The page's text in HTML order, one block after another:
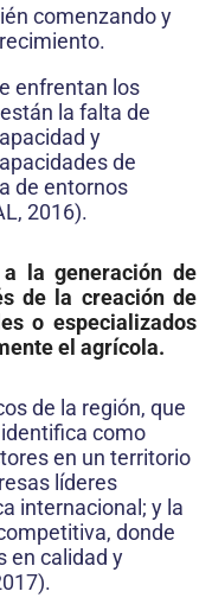
comenzando y
enfrentan los
la falta de
y
de
de entornos
2016).
la generación de
de la creación de
o especializados
el agrícola.
de la región, que
como
en un territorio
líderes
internacional; y la
donde
en calidad y